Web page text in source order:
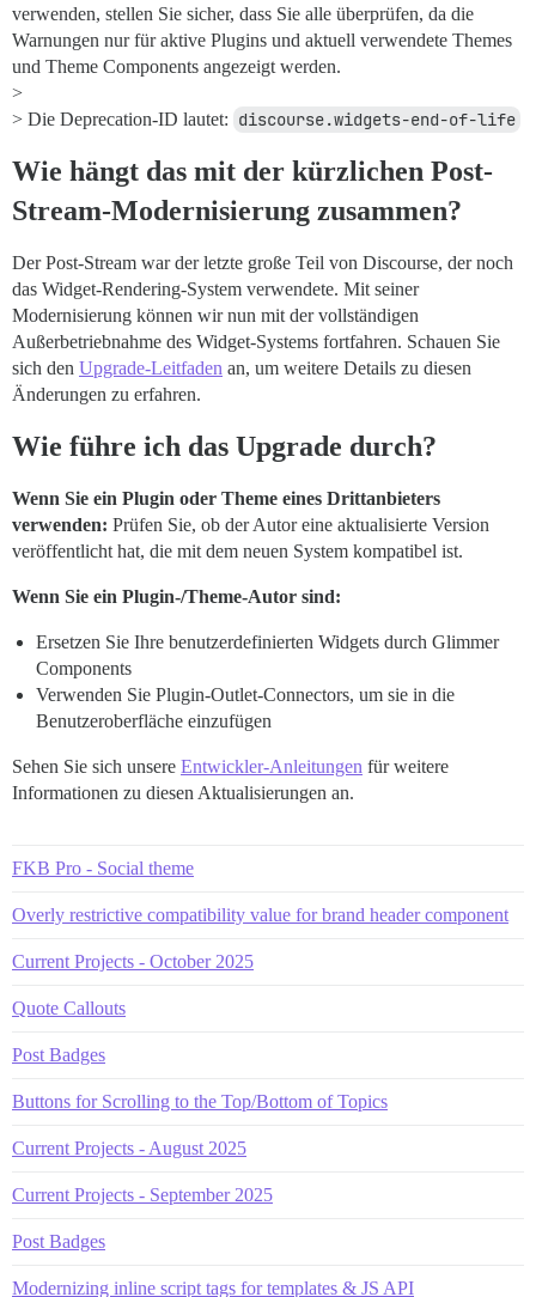
verwenden, stellen Sie sicher, dass Sie alle überprüfen, da die
Warnungen nur für aktive Plugins und aktuell verwendete Themes
und Theme Components angezeigt werden.
>
> Die Deprecation-ID lautet: discourse.widgets-end-of-life
Wie hängt das mit der kürzlichen Post-
Stream-Modernisierung zusammen?
Der Post-Stream war der letzte große Teil von Discourse, der noch
das Widget-Rendering-System verwendete. Mit seiner
Modernisierung können wir nun mit der vollständigen
Außerbetriebnahme des Widget-Systems fortfahren. Schauen Sie
sich den Upgrade-Leitfaden an, um weitere Details zu diesen
Änderungen zu erfahren.
Wie führe ich das Upgrade durch?
Wenn Sie ein Plugin oder Theme eines Drittanbieters
verwenden: Prüfen Sie, ob der Autor eine aktualisierte Version
veröffentlicht hat, die mit dem neuen System kompatibel ist.
Wenn Sie ein Plugin-/Theme-Autor sind:
Ersetzen Sie Ihre benutzerdefinierten Widgets durch Glimmer
Components
Verwenden Sie Plugin-Outlet-Connectors, um sie in die
Benutzeroberfläche einzufügen
Sehen Sie sich unsere Entwickler-Anleitungen für weitere
Informationen zu diesen Aktualisierungen an.
FKB Pro - Social theme
Overly restrictive compatibility value for brand header component
Current Projects - October 2025
Quote Callouts
Post Badges
Buttons for Scrolling to the Top/Bottom of Topics
Current Projects - August 2025
Current Projects - September 2025
Post Badges
Modernizing inline script tags for templates & JS API